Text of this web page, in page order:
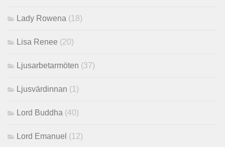
Lady Rowena (18)
Lisa Renee (20)
Ljusarbetarmöten (37)
Ljusvärdinnan (1)
Lord Buddha (40)
Lord Emanuel (12)